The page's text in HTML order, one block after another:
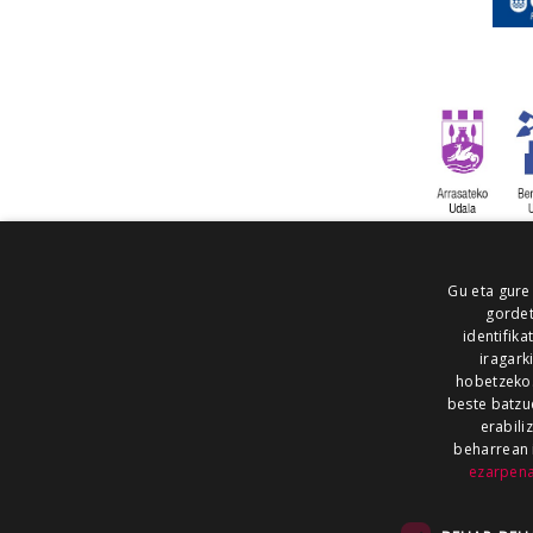
ALEA
Gu eta
hobetzeko.
beste
beharrean